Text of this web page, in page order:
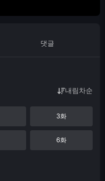
댓글
내림차순
3화
6화